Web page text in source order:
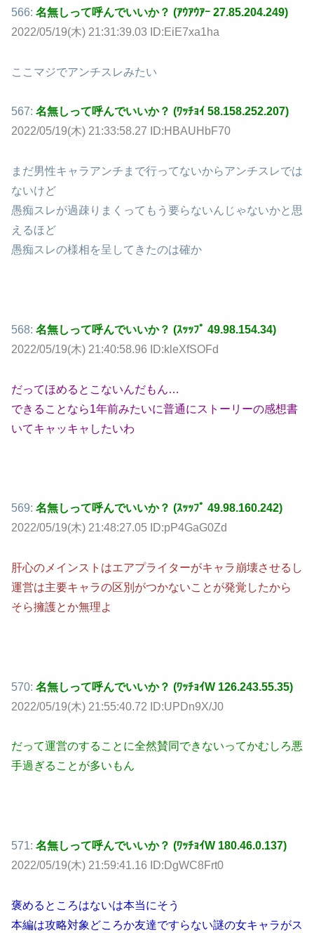
566: 名無しって呼んでいいか？ (ｱｳｱｳｱｰ 27.85.204.249)
2022/05/19(木) 21:31:39.03 ID:EiE7xa1ha
ここマジでアンチスレみたい
567: 名無しって呼んでいいか？ (ﾜｯﾁｮｲ 58.158.252.207)
2022/05/19(木) 21:33:58.27 ID:HBAUHbF70
まだ男性キャラアンチまで行ってないからアンチスレでは
ないけど
愚痴スレが過疎りまくってもう要らないんじゃないかと思
えるほど
愚痴スレの様相を呈してきたのは確か
568: 名無しって呼んでいいか？ (ｽｯｯﾌﾟ 49.98.154.34)
2022/05/19(木) 21:40:58.96 ID:kleXfSOFd
だってほめるとこないんだもん…
できることなら1年前みたいに普通にストーリーの感想書
いてキャッキャしたいわ
569: 名無しって呼んでいいか？ (ｽｯｯﾌﾟ 49.98.160.242)
2022/05/19(木) 21:48:27.05 ID:pP4GaG0Zd
肝心のメインストはエアプライターがキャラ崩壊させるし
運営は主要キャラの区別がつかないことが発覚したから
そら擁護とか無理よ
570: 名無しって呼んでいいか？ (ﾜｯﾁｮｲW 126.243.55.35)
2022/05/19(木) 21:55:40.72 ID:UPDn9X/J0
だって運営のすることに全然賛同できないってかむしろ悪
手過ぎることが多いもん
571: 名無しって呼んでいいか？ (ﾜｯﾁｮｲW 180.46.0.137)
2022/05/19(木) 21:59:41.16 ID:DgWC8Frt0
褒めるところはないは本当にそう
本編は攻略対象どころか友達ですらない謎の女キャラがス